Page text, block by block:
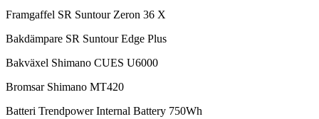
Framgaffel SR Suntour Zeron 36 X
Bakdämpare SR Suntour Edge Plus
Bakväxel Shimano CUES U6000
Bromsar Shimano MT420
Batteri Trendpower Internal Battery 750Wh